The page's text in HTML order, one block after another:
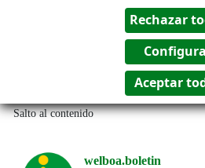
Salto al contenido
welboa.boletin